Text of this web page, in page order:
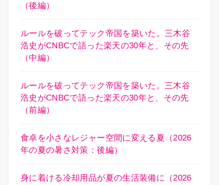
（後編）
ルールを破ってテック帝国を築いた。三木谷
浩史がCNBCで語った楽天の30年と、その先
（中編）
ルールを破ってテック帝国を築いた。三木谷
浩史がCNBCで語った楽天の30年と、その先
（前編）
食卓を小さなレジャー空間に変える夏（2026
年の夏の暑さ対策：後編）
身に着ける冷却用品が夏の生活装備に（2026